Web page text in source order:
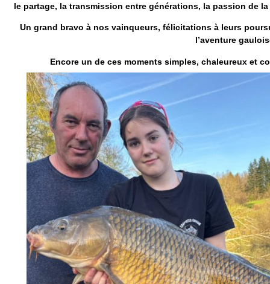
le partage, la transmission entre générations, la passion de
Un grand bravo à nos vainqueurs, félicitations à leurs
l’aventure
Encore un de ces moments simples, chaleureux et